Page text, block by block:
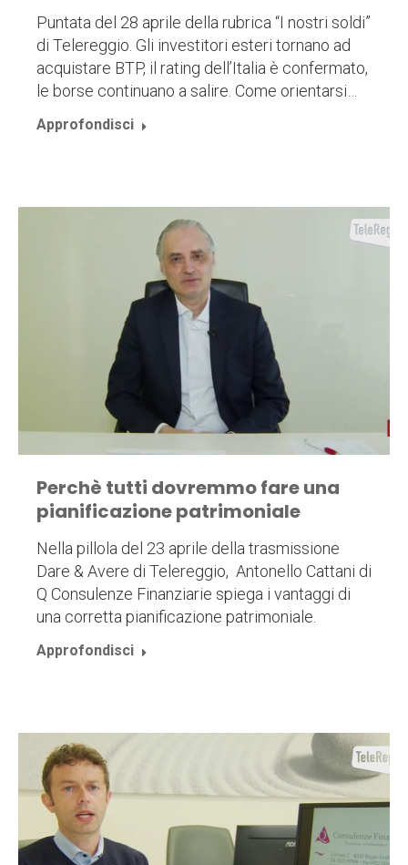
Puntata del 28 aprile della rubrica “I nostri soldi”
di Telereggio. Gli investitori esteri tornano ad
acquistare BTP, il rating dell’Italia è confermato,
le borse continuano a salire. Come orientarsi…
Approfondisci
Perchè tutti dovremmo fare una
pianificazione patrimoniale
Nella pillola del 23 aprile della trasmissione
Dare & Avere di Telereggio, Antonello Cattani di
Q Consulenze Finanziarie spiega i vantaggi di
una corretta pianificazione patrimoniale.
Approfondisci